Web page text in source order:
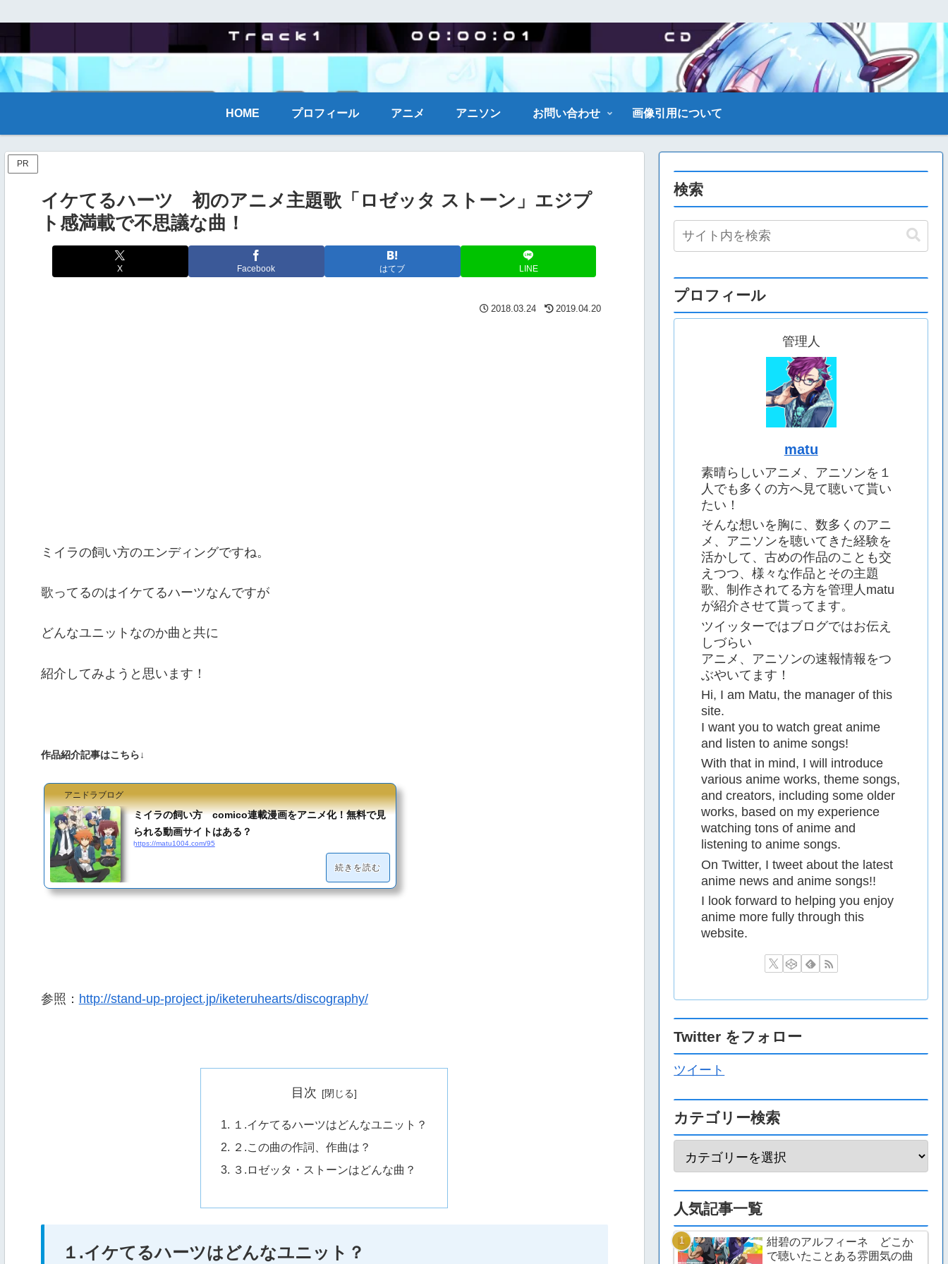
HOME プロフィール アニメ アニソン お問い合わせ 画像引用について
PR
イケてるハーツ 初のアニメ主題歌「ロゼッタ ストーン」エジプ
ト感満載で不思議な曲！
X Facebook はてブ LINE
2018.03.24 2019.04.20
ミイラの飼い方のエンディングですね。
歌ってるのはイケてるハーツなんですが
どんなユニットなのか曲と共に
紹介してみようと思います！
作品紹介記事はこちら↓
アニドラブログ
ミイラの飼い方 comico連載漫画をアニメ化！無料で見
られる動画サイトはある？
https://matu1004.com/95
続きを読む
参照： http://stand-up-project.jp/iketeruhearts/discography/
目次
１.イケてるハーツはどんなユニット？
２.この曲の作詞、作曲は？
３.ロゼッタ・ストーンはどんな曲？
１.イケてるハーツはどんなユニット？
検索
プロフィール
管理人
matu
素晴らしいアニメ、アニソンを１
人でも多くの方へ見て聴いて貰い
たい！
そんな想いを胸に、数多くのアニ
メ、アニソンを聴いてきた経験を
活かして、古めの作品のことも交
えつつ、様々な作品とその主題
歌、制作されてる方を管理人matu
が紹介させて貰ってます。
ツイッターではブログではお伝え
しづらい
アニメ、アニソンの速報情報をつ
ぶやいてます！
Hi, I am Matu, the manager of this
site.
I want you to watch great anime
and listen to anime songs!
With that in mind, I will introduce
various anime works, theme songs,
and creators, including some older
works, based on my experience
watching tons of anime and
listening to anime songs.
On Twitter, I tweet about the latest
anime news and anime songs!!
I look forward to helping you enjoy
anime more fully through this
website.
Twitter をフォロー
ツイート
カテゴリー検索
人気記事一覧
紺碧のアルフィーネ どこか
で聴いたことある雰囲気の曲